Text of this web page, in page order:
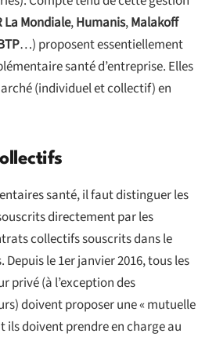
La Mondiale,Humanis,Malakoff
…) proposent essentiellement
santé d’entreprise. Elles
(individuel et collectif) en
santé, il faut distinguer les
directement par les
collectifs souscrits dans le
le 1er janvier 2016, tous les
privé (à l’exception des
doivent proposer une « mutuelle
ils doivent prendre en charge au